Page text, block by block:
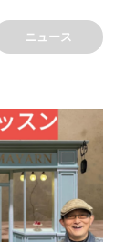
ニュース